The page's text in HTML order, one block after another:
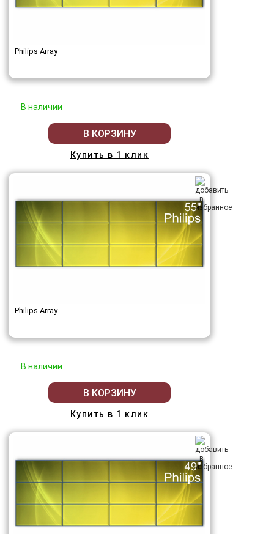
Philips Array
В наличии
В КОРЗИНУ
Купить в 1 клик
Philips Array
В наличии
В КОРЗИНУ
Купить в 1 клик